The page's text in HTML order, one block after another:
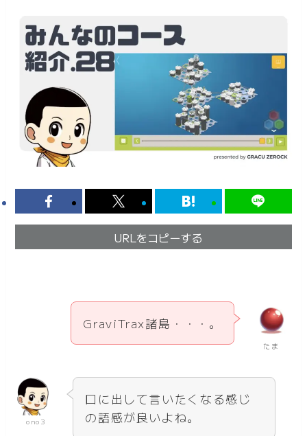
URLをコピーする
たま
GraviTrax諸島・・・。
ono3
口に出して言いたくなる感じ
の語感が良いよね。